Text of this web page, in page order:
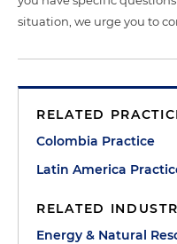
situation, we urge you to
RELATED
Colombia Practice
Latin America
RELATED
Energy & Natural